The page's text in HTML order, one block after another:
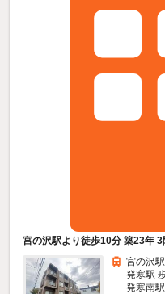
宮の沢駅より徒歩10分 築23年
宮の沢
発寒駅
発寒南